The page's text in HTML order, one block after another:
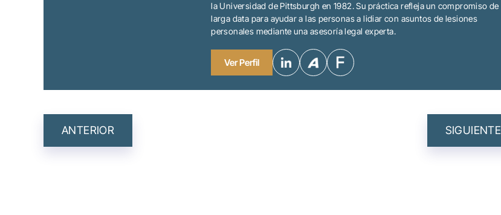
la Universidad de Pittsburgh en 1982. Su práctica refleja un compromiso de
larga data para ayudar a las personas a lidiar con asuntos de lesiones
personales mediante una asesoría legal experta.
Ver Perfil
NAVEGACIÓN
ANTERIOR SIGUIENTE